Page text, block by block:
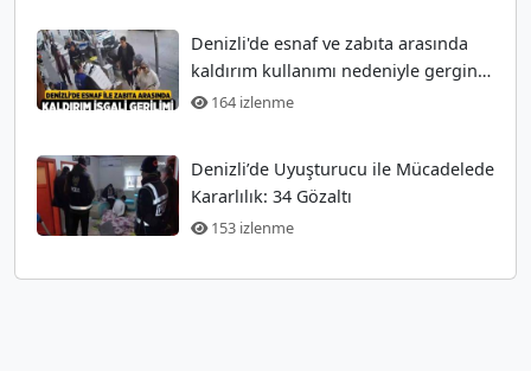
Denizli'de esnaf ve zabıta arasında
kaldırım kullanımı nedeniyle gergin
anlar
164 izlenme
Denizli’de Uyuşturucu ile Mücadelede
Kararlılık: 34 Gözaltı
153 izlenme